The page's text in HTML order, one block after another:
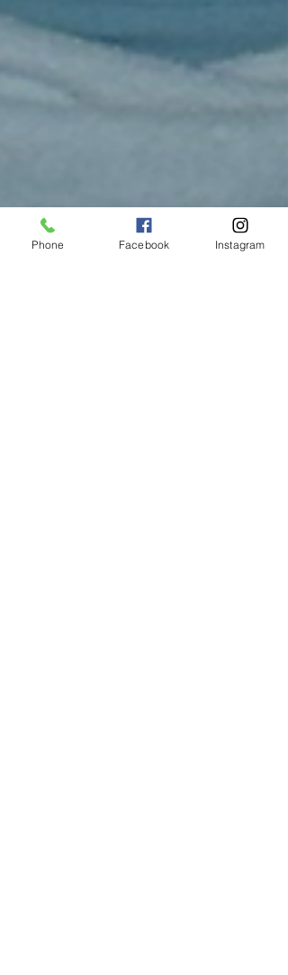
Phone Facebook Instagram